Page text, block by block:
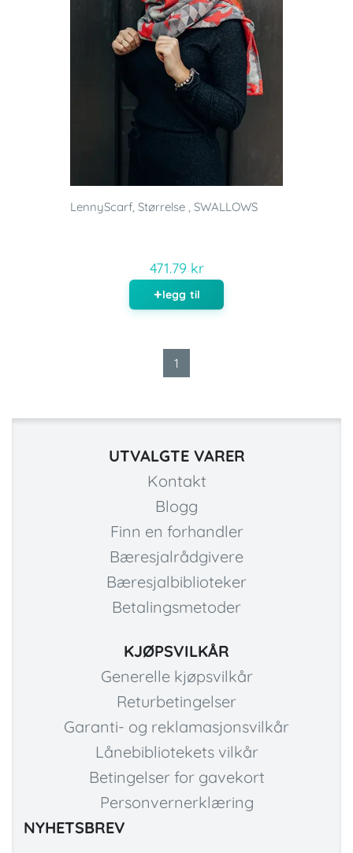
LennyScarf, Størrelse , SWALLOWS
471.79 kr
legg til
1
UTVALGTE VARER
Kontakt
Blogg
Finn en forhandler
Bæresjalrådgivere
Bæresjalbiblioteker
Betalingsmetoder
KJØPSVILKÅR
Generelle kjøpsvilkår
Returbetingelser
Garanti- og reklamasjonsvilkår
Lånebibliotekets vilkår
Betingelser for gavekort
Personvernerklæring
NYHETSBREV